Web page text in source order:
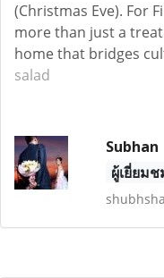
(Christmas Eve). For
more than just a
home that bridges
salad
Subhan
ผู้เยี่ยมช